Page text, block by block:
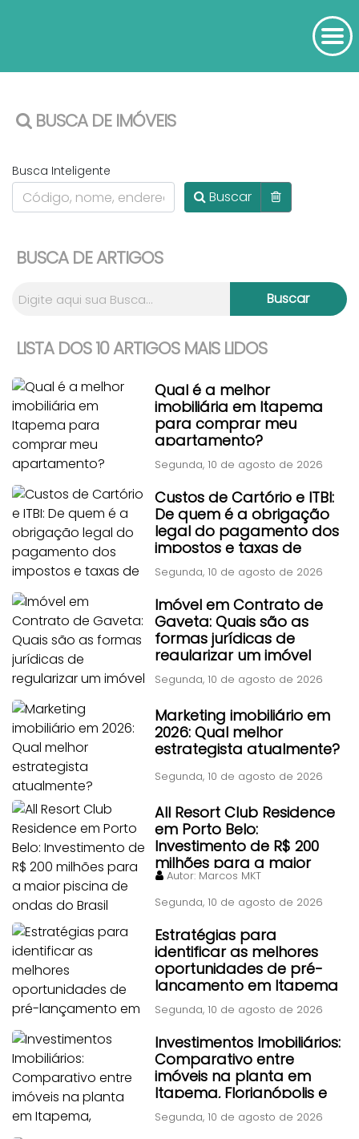
BUSCA DE IMÓVEIS
Busca Inteligente
Buscar
BUSCA DE ARTIGOS
LISTA DOS 10 ARTIGOS MAIS LIDOS
Qual é a melhor
imobiliária em Itapema
para comprar meu
apartamento?
Segunda, 10 de agosto de 2026
Custos de Cartório e ITBI:
De quem é a obrigação
legal do pagamento dos
impostos e taxas de
transferência?
Segunda, 10 de agosto de 2026
Imóvel em Contrato de
Gaveta: Quais são as
formas jurídicas de
regularizar um imóvel
adquirido por contrato
particular antigo?
Segunda, 10 de agosto de 2026
Marketing imobiliário em
2026: Qual melhor
estrategista atualmente?
Segunda, 10 de agosto de 2026
All Resort Club Residence
em Porto Belo:
Investimento de R$ 200
milhões para a maior
piscina de ondas do Brasil
Autor: Marcos MKT
Segunda, 10 de agosto de 2026
Estratégias para
identificar as melhores
oportunidades de pré-
lançamento em Itapema
Segunda, 10 de agosto de 2026
Investimentos Imobiliários:
Comparativo entre
imóveis na planta em
Itapema, Florianópolis e
Piçarras
Segunda, 10 de agosto de 2026